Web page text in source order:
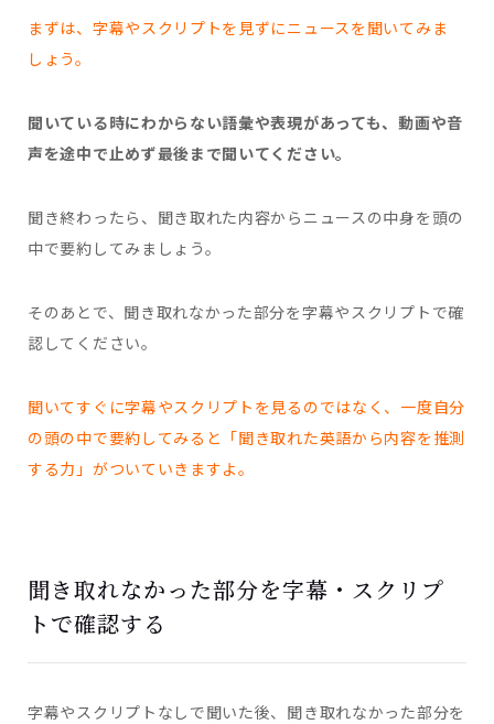
まずは、字幕やスクリプトを見ずにニュースを聞いてみま
しょう。
聞いている時にわからない語彙や表現があっても、動画や音
声を途中で止めず最後まで聞いてください。
聞き終わったら、聞き取れた内容からニュースの中身を頭の
中で要約してみましょう。
そのあとで、聞き取れなかった部分を字幕やスクリプトで確
認してください。
聞いてすぐに字幕やスクリプトを見るのではなく、一度自分
の頭の中で要約してみると「聞き取れた英語から内容を推測
する力」がついていきますよ。
聞き取れなかった部分を字幕・スクリプ
トで確認する
字幕やスクリプトなしで聞いた後、聞き取れなかった部分を